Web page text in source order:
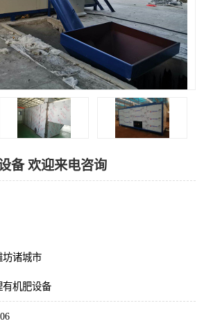
备 欢迎来电咨询
坊诸城市
有机肥设备
备